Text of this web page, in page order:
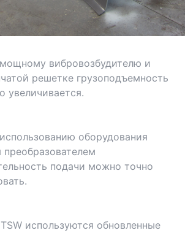
вибровозбудителю и
решетке грузоподъемность
увеличивается.
оборудования
преобразователем
подачи можно точно
используются обновленные